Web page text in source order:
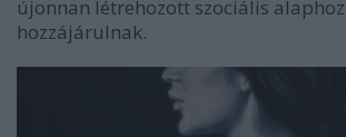
újonnan létrehozott szociális
hozzájárulnak.